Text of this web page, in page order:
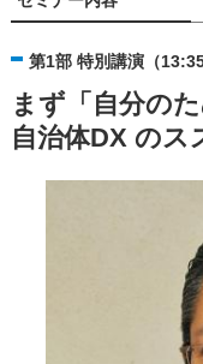
第1部 特別講演（
まず「自分の
自治体DX のス